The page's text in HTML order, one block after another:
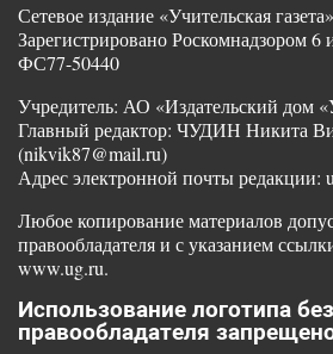
Сетевое издание «Учительская
Зарегистрировано Роскомнадзором
ФС77-50440
Учредитель: АО «Издательский дом
Главный редактор: ЧУДИН Никита
(nikvik87@mail.ru)
Адрес электронной почты редакции:
Любое копирование материалов
правообладателя и с указанием
www.ug.ru.
Использование логотипа
правообладателя